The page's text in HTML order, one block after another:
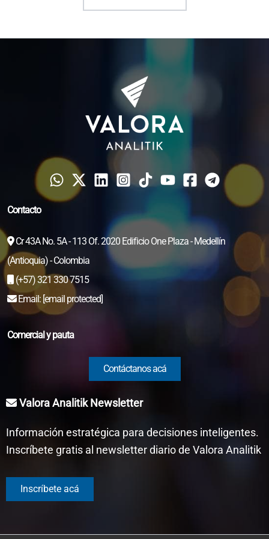
Contacto
Cr 43A No. 5A - 113 Of. 2020 Edificio One Plaza - Medellín
(Antioquia) - Colombia
(+57) 321 330 7515
Email: [email protected]
Comercial y pauta
Contáctanos acá
Valora Analitik Newsletter
Información estratégica para decisiones inteligentes.
Inscríbete gratis al newsletter diario de Valora Analitik
Inscríbete acá